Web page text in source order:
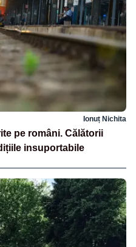
Ionuț Nichita
pe români. Călătorii
insuportabile